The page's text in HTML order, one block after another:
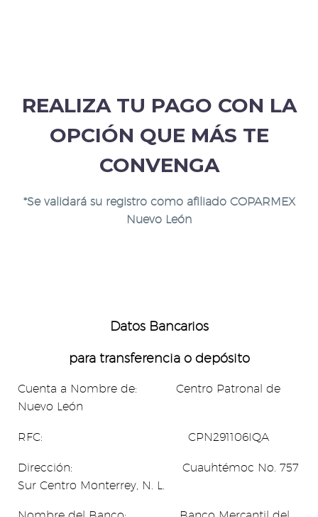
REALIZA TU PAGO CON LA
OPCIÓN QUE MÁS TE
CONVENGA
*Se validará su registro como afiliado COPARMEX
Nuevo León
Datos Bancarios
para transferencia o depósito
Cuenta a Nombre de: Centro Patronal de
Nuevo León
RFC: CPN291106IQA
Dirección: Cuauhtémoc No. 757
Sur Centro Monterrey, N. L.